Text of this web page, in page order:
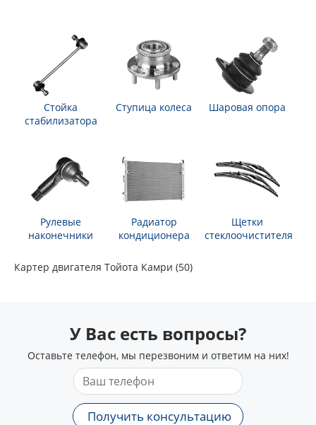
Стойка
стабилизатора
Ступица колеса Шаровая опора
Рулевые
наконечники
Радиатор
кондиционера
Щетки
стеклоочистителя
Картер двигателя Тойота Камри (50)
У Вас есть вопросы?
Оставьте телефон, мы перезвоним и ответим на них!
Получить консультацию